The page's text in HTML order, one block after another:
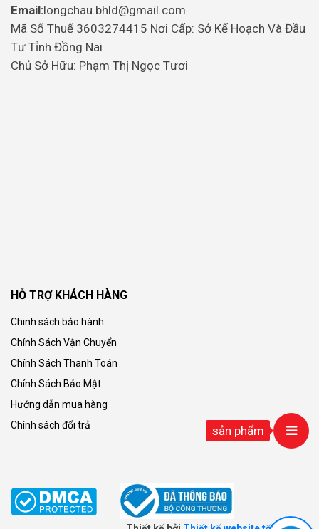
Email:longchau.bhld@gmail.com
Mã Số Thuế 3603274415 Nơi Cấp: Sở Kế Hoạch Và Đầu
Tư Tỉnh Đồng Nai
Chủ Sở Hữu: Phạm Thị Ngọc Tươi
HỖ TRỢ KHÁCH HÀNG
Chinh sách bảo hành
Chính Sách Vận Chuyển
Chính Sách Thanh Toán
Chính Sách Bảo Mật
Hướng dẫn mua hàng
Chính sách đổi trả
sản phẩm